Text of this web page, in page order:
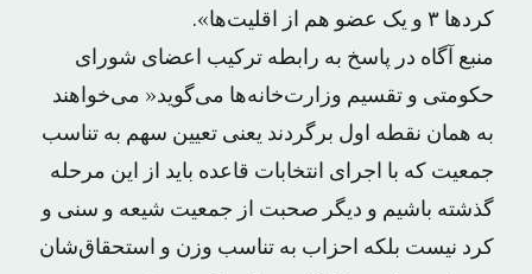
کردها ۳ و یک عضو هم از اقلیت‌ها».
منبع آگاه در پاسخ به رابطه ترکیب اعضای شورای
حکومتی و تقسیم وزارت‌خانه‌ها می‌گوید« می‌خواهند
به همان نقطه اول برگردند یعنی تعیین سهم به تناسب
جمعیت که با اجرای انتخابات قاعده باید از این مرحله
گذشته باشیم و دیگر صحبت از جمعیت شیعه و سنی و
کرد نیست بلکه احزاب به تناسب وزن و استحقاق‌شان